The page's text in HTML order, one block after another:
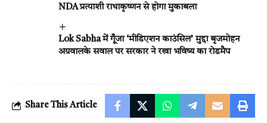
NDA प्रत्याशी राधाकृष्णन से होगा मुकाबला
Lok Sabha में गूँजा ‘मीडिएशन काउंसिल’ मुद्दा बृजमोहन
अग्रवालके सवाल पर सरकार ने रखा भविष्य का रोडमैप
Share This Article